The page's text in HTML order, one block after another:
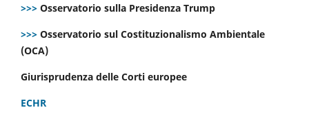
>>> Osservatorio sulla Presidenza Trump
>>> Osservatorio sul Costituzionalismo Ambientale
(OCA)
Giurisprudenza delle Corti europee
ECHR